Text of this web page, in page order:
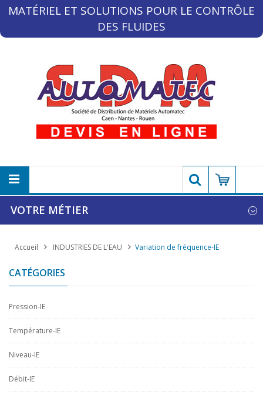
MATÉRIEL ET SOLUTIONS POUR LE CONTRÔLE
DES FLUIDES
VOTRE MÉTIER
Accueil INDUSTRIES DE L'EAU Variation de fréquence-IE
CATÉGORIES
Pression-IE
Température-IE
Niveau-IE
Débit-IE